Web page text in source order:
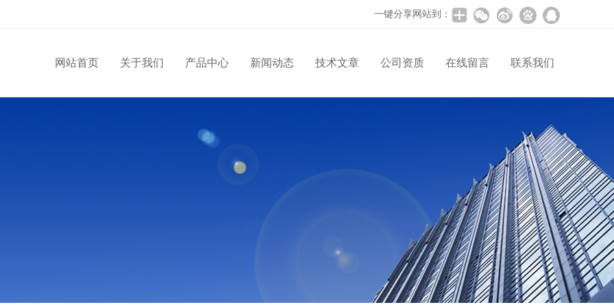
一键分享网站到：
网站首页 关于我们 产品中心 新闻动态 技术文章 公司资质 在线留言 联系我们